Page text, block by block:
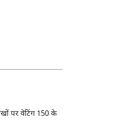
पर वेटिंग 150 के